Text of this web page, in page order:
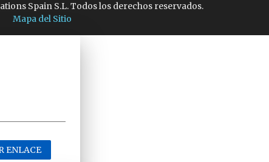
Spain S.L. Todos los derechos reservados.
Mapa del Sitio
ENLACE